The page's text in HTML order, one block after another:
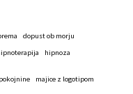
dopust ob morju
hipnoza
majice z logotipom